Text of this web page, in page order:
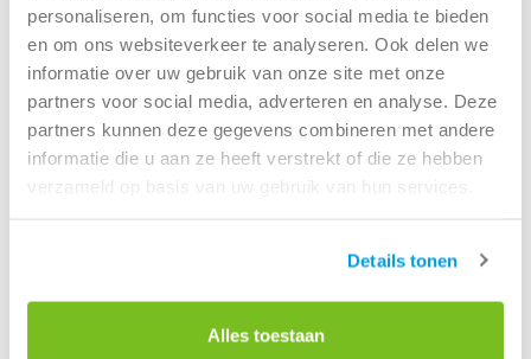
personaliseren, om functies voor social media te bieden
en om ons websiteverkeer te analyseren. Ook delen we
informatie over uw gebruik van onze site met onze
partners voor social media, adverteren en analyse. Deze
partners kunnen deze gegevens combineren met andere
informatie die u aan ze heeft verstrekt of die ze hebben
verzameld op basis van uw gebruik van hun services.
Details tonen
Alles toestaan
Openingstijden locatie:
maandag
08:00 - 17:00
dinsdag
08:00 - 17:00
woensdag
08:00 - 17:00
donderdag
08:00 - 17:00
vrijdag
08:00 - 17:00
Route